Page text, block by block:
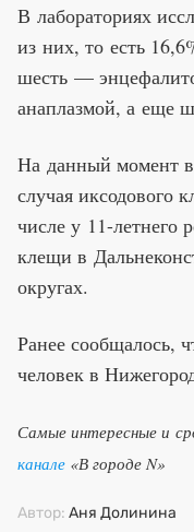
В лабораториях
из них, то есть
шесть —
анаплазмой, а еще
На данный момент в
случая иксодового
числе у 11-летнего
клещи в
округах.
Ранее сообщалось,
человек в
Самые интересные и
канале «В городе N»
Автор: Аня Долинина